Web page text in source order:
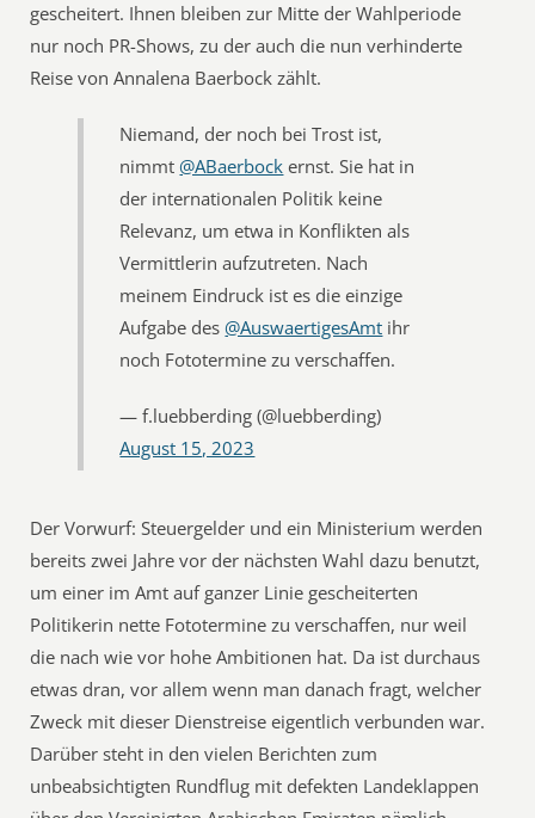
gescheitert. Ihnen bleiben zur Mitte der Wahlperiode
nur noch PR-Shows, zu der auch die nun verhinderte
Reise von Annalena Baerbock zählt.
Niemand, der noch bei Trost ist,
nimmt@ABaerbock ernst. Sie hat in
der internationalen Politik keine
Relevanz, um etwa in Konflikten als
Vermittlerin aufzutreten. Nach
meinem Eindruck ist es die einzige
Aufgabe des@AuswaertigesAmt ihr
noch Fototermine zu verschaffen.
— f.luebberding (@luebberding)
August 15, 2023
Der Vorwurf: Steuergelder und ein Ministerium werden
bereits zwei Jahre vor der nächsten Wahl dazu benutzt,
um einer im Amt auf ganzer Linie gescheiterten
Politikerin nette Fototermine zu verschaffen, nur weil
die nach wie vor hohe Ambitionen hat. Da ist durchaus
etwas dran, vor allem wenn man danach fragt, welcher
Zweck mit dieser Dienstreise eigentlich verbunden war.
Darüber steht in den vielen Berichten zum
unbeabsichtigten Rundflug mit defekten Landeklappen